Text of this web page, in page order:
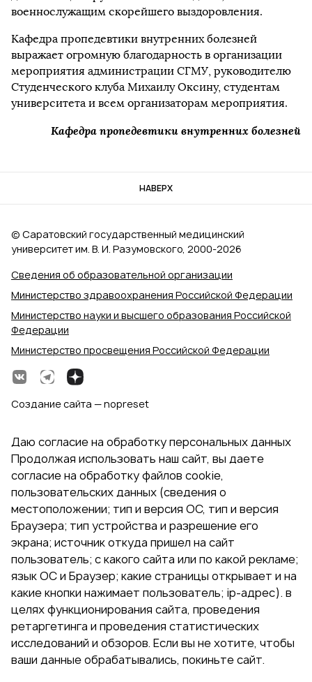
военнослужащим скорейшего выздоровления.
Кафедра пропедевтики внутренних болезней
выражает огромную благодарность в организации
мероприятия администрации СГМУ, руководителю
Студенческого клуба Михаилу Оксину, студентам
университета и всем организаторам мероприятия.
Кафедра пропедевтики внутренних болезней
НАВЕРХ
Сведения об образовательной организации
Министерство здравоохранения Российской Федерации
Министерство науки и высшего образования Российской
Федерации
Министерство просвещения Российской Федерации
© Саратовский государственный медицинский
университет им. В. И. Разумовского, 2000‑2026
Создание сайта — nopreset
Даю согласие на обработку персональных данных
Продолжая использовать наш сайт, вы даете
согласие на обработку файлов cookie,
пользовательских данных (сведения о
местоположении; тип и версия ОС, тип и версия
Браузера; тип устройства и разрешение его
экрана; источник откуда пришел на сайт
пользователь; с какого сайта или по какой рекламе;
язык ОС и Браузер; какие страницы открывает и на
какие кнопки нажимает пользователь; ip-адрес). в
целях функционирования сайта, проведения
ретаргетинга и проведения статистических
исследований и обзоров. Если вы не хотите, чтобы
ваши данные обрабатывались, покиньте сайт.